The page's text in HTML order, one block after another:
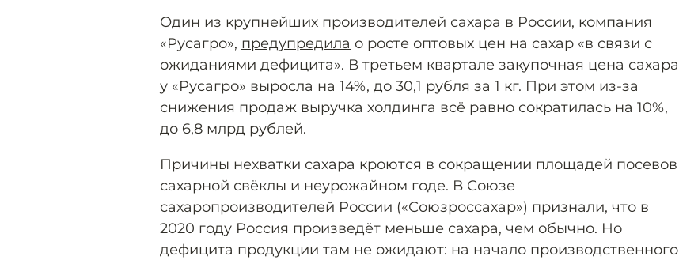
Один из крупнейших производителей сахара в России, компания
«Русагро», предупредила о росте оптовых цен на сахар «в связи с
ожиданиями дефицита». В третьем квартале закупочная цена сахара
у «Русагро» выросла на 14%, до 30,1 рубля за 1 кг. При этом из-за
снижения продаж выручка холдинга всё равно сократилась на 10%,
до 6,8 млрд рублей.
Причины нехватки сахара кроются в сокращении площадей посевов
сахарной свёклы и неурожайном годе. В Союзе
сахаропроизводителей России («Союзроссахар») признали, что в
2020 году Россия произведёт меньше сахара, чем обычно. Но
дефицита продукции там не ожидают: на начало производственного